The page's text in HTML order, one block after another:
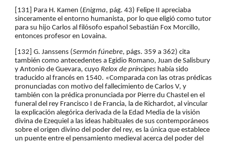
[131] Para H. Kamen (Enigma, pág. 43) Felipe II apreciaba
sinceramente el entorno humanista, por lo que eligió como tutor
para su hijo Carlos al filósofo español Sebastián Fox Morcillo,
entonces profesor en Lovaina.
[132] G. Janssens (Sermón fúnebre, págs. 359 a 362) cita
también como antecedentes a Egidio Romano, Juan de Salisbury
y Antonio de Guevara, cuyo Relox de príncipes había sido
traducido al francés en 1540. «Comparada con las otras prédicas
pronunciadas con motivo del fallecimiento de Carlos V, y
también con la prédica pronunciada por Pierre du Chastel en el
funeral del rey Francisco I de Francia, la de Richardot, al vincular
la explicación alegórica derivada de la Edad Media de la visión
divina de Ezequiel a las ideas habituales de sus contemporáneos
sobre el origen divino del poder del rey, es la única que establece
un puente entre el pensamiento medieval acerca del poder del